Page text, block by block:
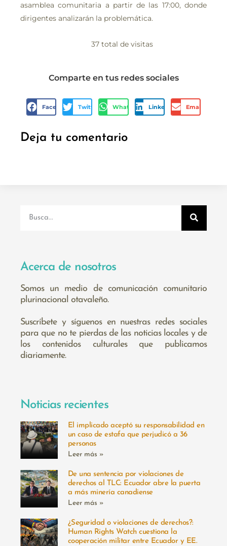
asamblea comunitaria a partir de las 17:00, donde
dirigentes analizarán la problemática.
37 total de visitas
Comparte en tus redes sociales
Facebook Twitter WhatsApp LinkedIn Email
Deja tu comentario
Acerca de nosotros
Somos un medio de comunicación comunitario
plurinacional otavaleño.
Suscríbete y síguenos en nuestras redes sociales
para que no te pierdas de las noticias locales y de
los contenidos culturales que publicamos
diariamente.
Noticias recientes
El implicado aceptó su responsabilidad en
un caso de estafa que perjudicó a 36
personas
Leer más »
De una sentencia por violaciones de
derechos al TLC: Ecuador abre la puerta
a más minería canadiense
Leer más »
¿Seguridad o violaciones de derechos?:
Human Rights Watch cuestiona la
cooperación militar entre Ecuador y EE.